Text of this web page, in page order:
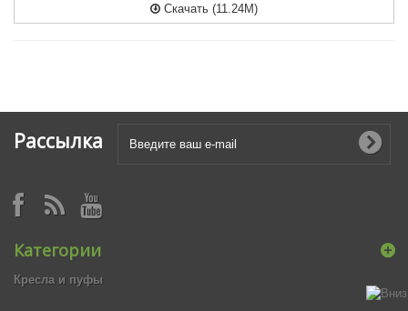
Скачать (11.24M)
Рассылка
Категории
Кресла и пуфы